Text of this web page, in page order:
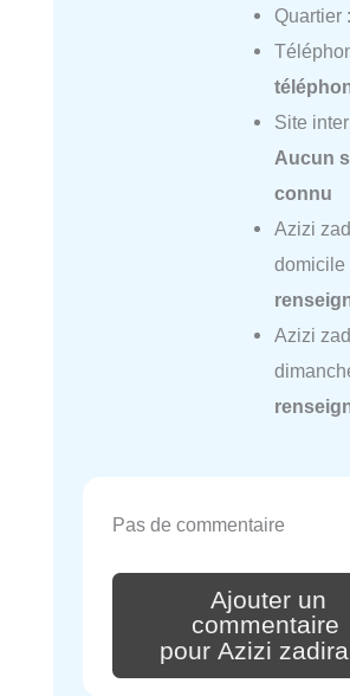
Quartier :
Site
Aucun
connu
Azizi
domicile
Azizi
Pas de commentaire
Ajouter un
commentaire
pour Azizi